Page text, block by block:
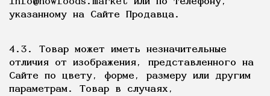
info@nowfoods.market или по телефону,
указанному на Сайте Продавца.
4.3. Товар может иметь незначительные
отличия от изображения, представленного на
Сайте по цвету, форме, размеру или другим
параметрам. Товар в случаях,